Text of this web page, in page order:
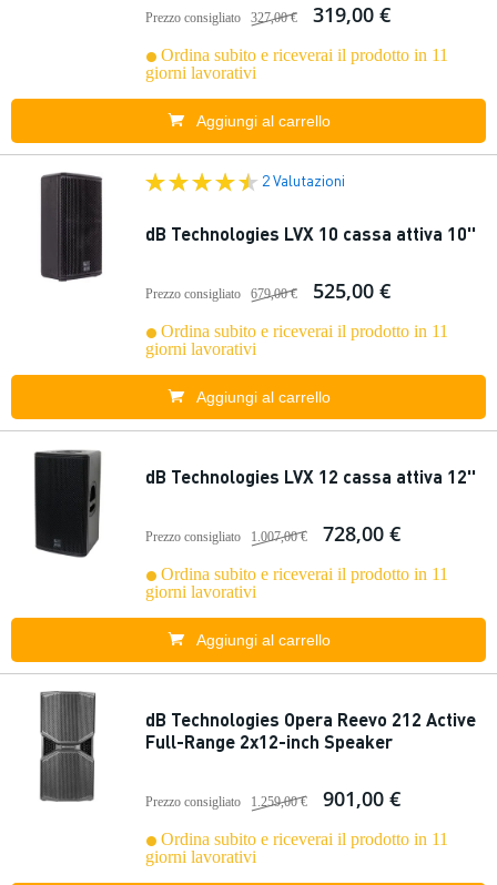
Prezzo consigliato 327,00 € 319,00 €
Ordina subito e riceverai il prodotto in 11
giorni lavorativi
Aggiungi al carrello
2 Valutazioni
dB Technologies LVX 10 cassa attiva 10''
Prezzo consigliato 679,00 € 525,00 €
Ordina subito e riceverai il prodotto in 11
giorni lavorativi
Aggiungi al carrello
dB Technologies LVX 12 cassa attiva 12''
Prezzo consigliato 1.007,00 € 728,00 €
Ordina subito e riceverai il prodotto in 11
giorni lavorativi
Aggiungi al carrello
dB Technologies Opera Reevo 212 Active
Full-Range 2x12-inch Speaker
Prezzo consigliato 1.259,00 € 901,00 €
Ordina subito e riceverai il prodotto in 11
giorni lavorativi